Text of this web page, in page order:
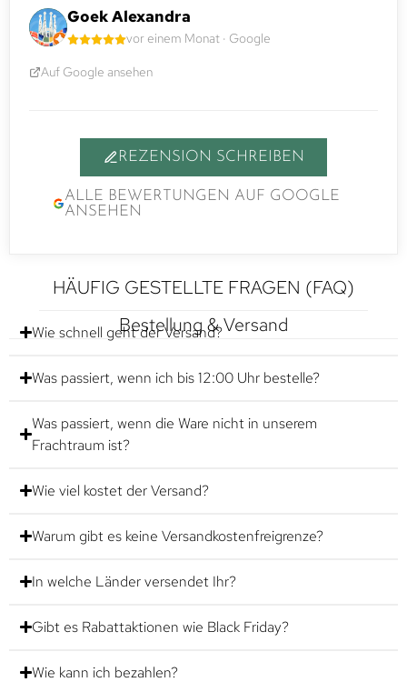
Goek Alexandra
vor einem Monat · Google
Auf Google ansehen
REZENSION SCHREIBEN
ALLE BEWERTUNGEN AUF GOOGLE
ANSEHEN
HÄUFIG GESTELLTE FRAGEN (FAQ)
Bestellung & Versand
Wie schnell geht der Versand?
Was passiert, wenn ich bis 12:00 Uhr bestelle?
Was passiert, wenn die Ware nicht in unserem
Frachtraum ist?
Wie viel kostet der Versand?
Warum gibt es keine Versandkostenfreigrenze?
In welche Länder versendet Ihr?
Gibt es Rabattaktionen wie Black Friday?
Wie kann ich bezahlen?